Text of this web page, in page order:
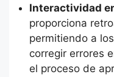
Interactividad
proporciona
permitiendo a
corregir errores
el proceso de